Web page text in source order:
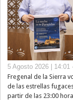
5 Agosto 2026 | 14:01
Fregenal de la Sierra
de las estrellas
partir de las 23:00